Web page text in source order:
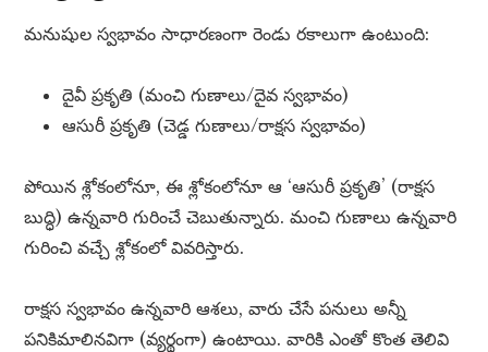
మనుషుల స్వభావం సాధారణంగా రెండు రకాలుగా ఉంటుంది:
దైవీ ప్రకృతి (మంచి గుణాలు/దైవ స్వభావం)
ఆసురీ ప్రకృతి (చెడ్డ గుణాలు/రాక్షస స్వభావం)
పోయిన శ్లోకంలోనూ, ఈ శ్లోకంలోనూ ఆ ‘ఆసురీ ప్రకృతి’ (రాక్షస
బుద్ధి) ఉన్నవారి గురించే చెబుతున్నారు. మంచి గుణాలు ఉన్నవారి
గురించి వచ్చే శ్లోకంలో వివరిస్తారు.
రాక్షస స్వభావం ఉన్నవారి ఆశలు, వారు చేసే పనులు అన్నీ
పనికిమాలినవిగా (వ్యర్థంగా) ఉంటాయి. వారికి ఎంతో కొంత తెలివి